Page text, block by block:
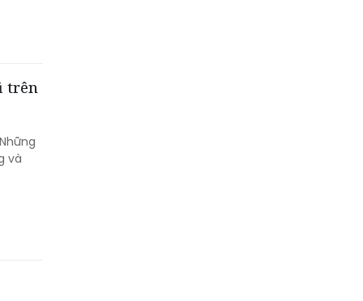
trên
và